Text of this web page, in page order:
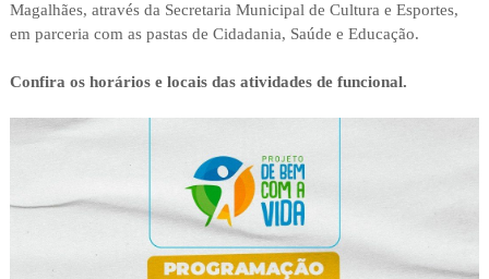
Magalhães, através da Secretaria Municipal de Cultura e Esportes,
em parceria com as pastas de Cidadania, Saúde e Educação.
Confira os horários e locais das atividades de funcional.